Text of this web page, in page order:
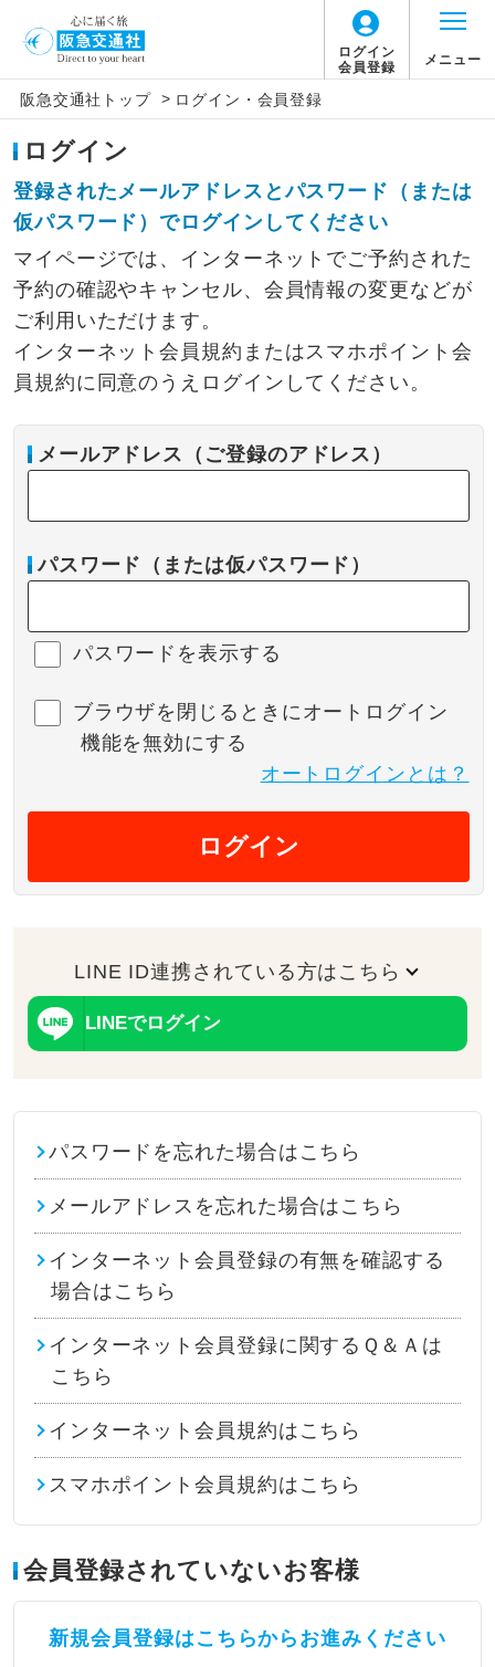
ログイン
会員登録
メニュー
阪急交通社トップ > ログイン・会員登録
ログイン
登録されたメールアドレスとパスワード（または
仮パスワード）でログインしてください
マイページでは、インターネットでご予約された
予約の確認やキャンセル、会員情報の変更などが
ご利用いただけます。
インターネット会員規約またはスマホポイント会
員規約に同意のうえログインしてください。
メールアドレス（ご登録のアドレス）
パスワード（または仮パスワード）
パスワードを表示する
ブラウザを閉じるときにオートログイン
機能を無効にする
オートログインとは？
ログイン
LINE ID連携されている方はこちら
LINEでログイン
パスワードを忘れた場合はこちら
メールアドレスを忘れた場合はこちら
インターネット会員登録の有無を確認する
場合はこちら
インターネット会員登録に関するＱ＆Ａは
こちら
インターネット会員規約はこちら
スマホポイント会員規約はこちら
会員登録されていないお客様
新規会員登録はこちらからお進みください